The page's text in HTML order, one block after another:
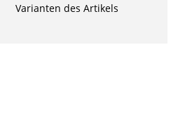
Varianten des Artikels